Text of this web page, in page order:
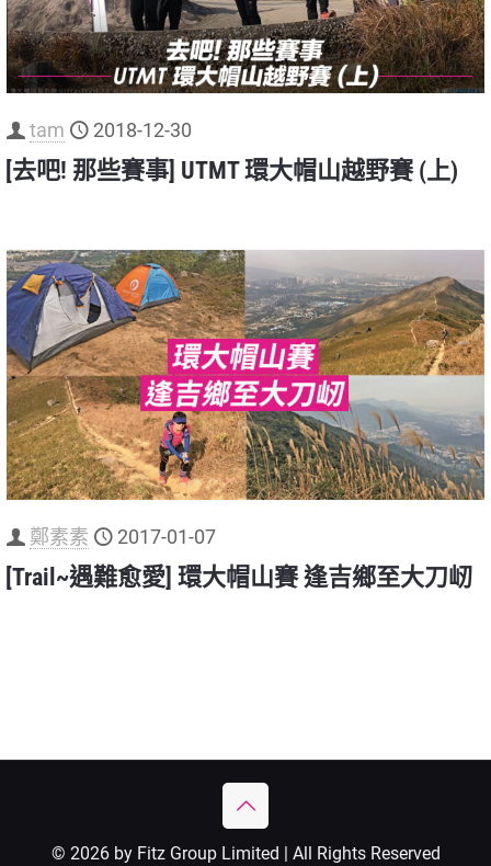
tam 2018-12-30
[去吧! 那些賽事] UTMT 環大帽山越野賽 (上)
鄭素素 2017-01-07
[Trail~遇難愈愛] 環大帽山賽 逢吉鄉至大刀屻
© 2026 by Fitz Group Limited | All Rights Reserved